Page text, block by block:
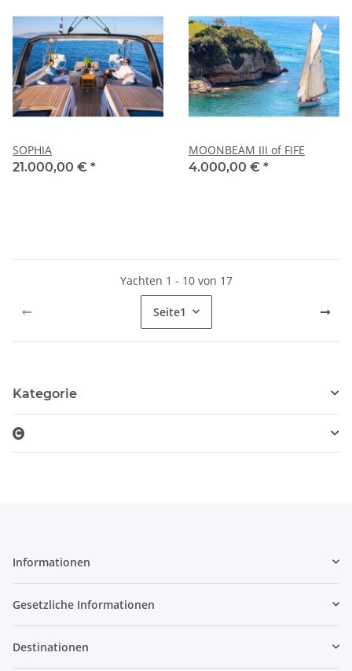
SOPHIA
21.000,00 € *
MOONBEAM III of FIFE
4.000,00 € *
Yachten 1 - 10 von 17
Seite1
Kategorie
Informationen
Gesetzliche Informationen
Destinationen